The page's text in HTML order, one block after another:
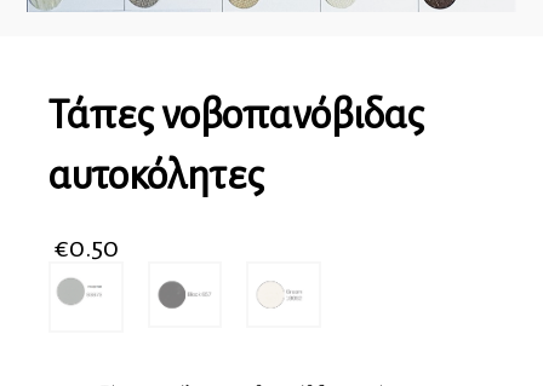
Τάπες νοβοπανόβιδας
αυτοκόλητες
€0.50